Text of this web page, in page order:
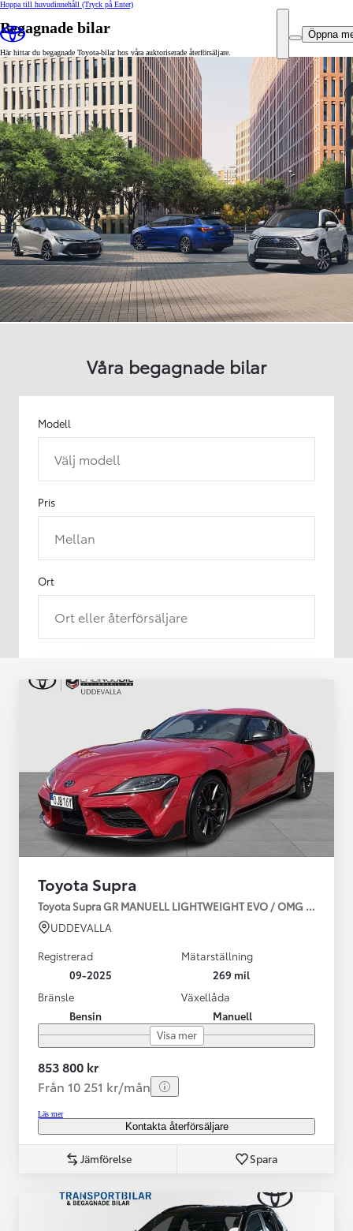
Hoppa till huvudinnehåll (Tryck på Enter)
Öppna
Begagnade bilar
Här hittar du begagnade Toyota-bilar hos våra auktoriserade återförsäljare.
Våra begagnade bilar
Modell
Välj modell
Pris
Mellan
Ort
Ort eller återförsäljare
Toyota Supra
Toyota Supra GR MANUELL LIGHTWEIGHT EVO / OMG LEV!
UDDEVALLA
Registrerad
09-2025
Mätarställning
269 mil
Bränsle
Bensin
Växellåda
Manuell
Visa mer
853 800 kr
Från 10 251 kr/mån
Läs mer
Kontakta återförsäljare
Jämförelse Spara